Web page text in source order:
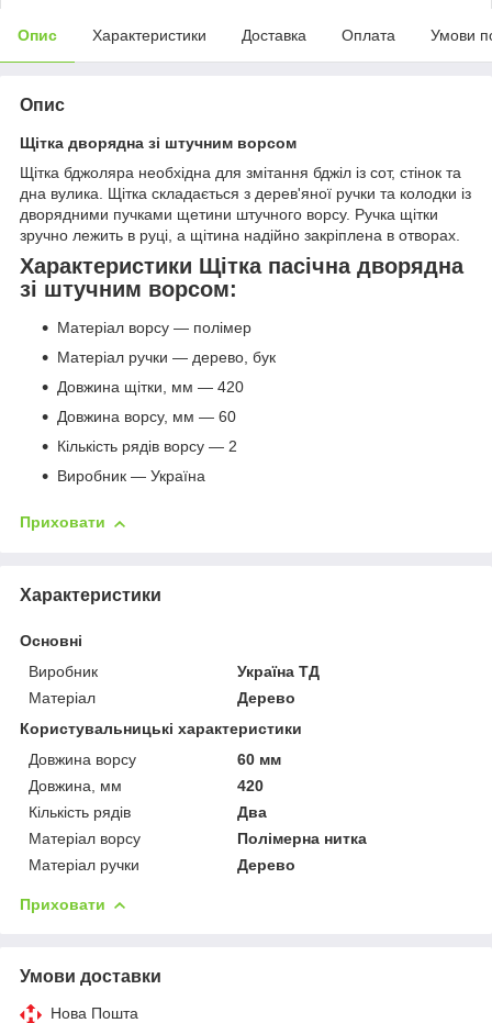
Опис Характеристики Доставка Оплата Умови
Опис
Щітка дворядна зі штучним ворсом
Щітка бджоляра необхідна для змітання бджіл із сот, стінок та
дна вулика. Щітка складається з дерев'яної ручки та колодки із
дворядними пучками щетини штучного ворсу. Ручка щітки
зручно лежить в руці, а щітина надійно закріплена в отворах.
Характеристики Щітка пасічна дворядна
зі штучним ворсом:
Матеріал ворсу — полімер
Матеріал ручки — дерево, бук
Довжина щітки, мм — 420
Довжина ворсу, мм — 60
Кількість рядів ворсу — 2
Виробник — Україна
Приховати
Характеристики
Основні
Виробник
Україна ТД
Матеріал
Дерево
Користувальницькі характеристики
Довжина ворсу
60 мм
Довжина, мм
420
Кількість рядів
Два
Матеріал ворсу
Полімерна нитка
Матеріал ручки
Дерево
Приховати
Умови доставки
Нова Пошта